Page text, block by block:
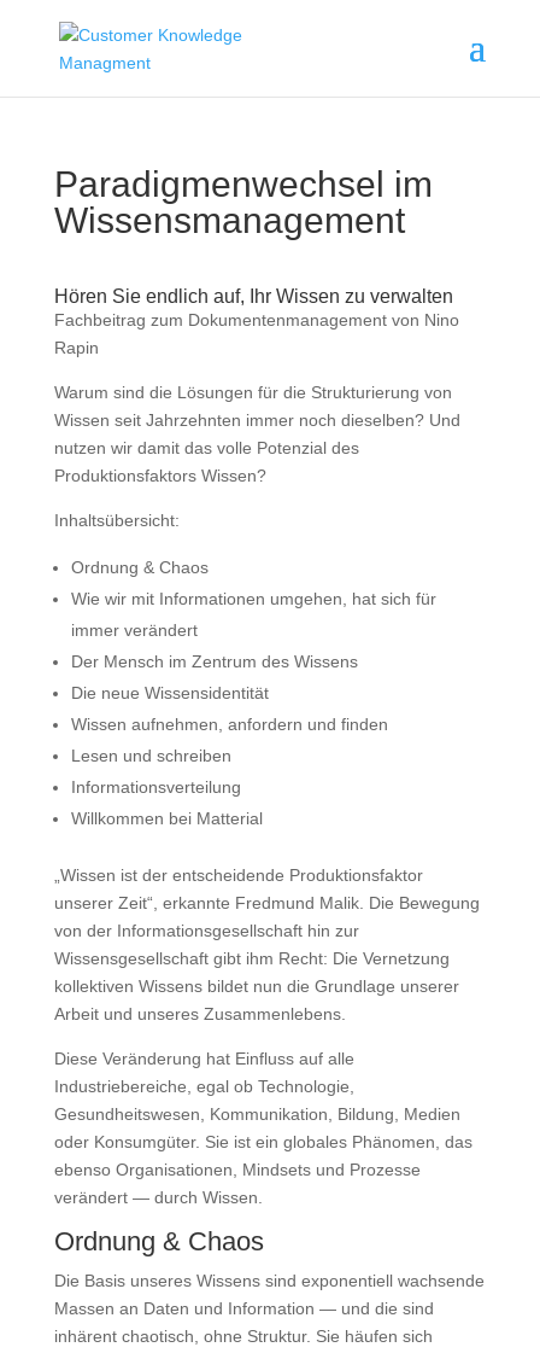
Paradigmenwechsel im
Wissensmanagement
Hören Sie endlich auf, Ihr Wissen zu verwalten
Fachbeitrag zum Dokumentenmanagement von Nino
Rapin
Warum sind die Lösungen für die Strukturierung von
Wissen seit Jahrzehnten immer noch dieselben? Und
nutzen wir damit das volle Potenzial des
Produktionsfaktors Wissen?
Inhaltsübersicht:
Ordnung & Chaos
Wie wir mit Informationen umgehen, hat sich für
immer verändert
Der Mensch im Zentrum des Wissens
Die neue Wissensidentität
Wissen aufnehmen, anfordern und finden
Lesen und schreiben
Informationsverteilung
Willkommen bei Matterial
„Wissen ist der entscheidende Produktionsfaktor
unserer Zeit“, erkannte Fredmund Malik. Die Bewegung
von der Informationsgesellschaft hin zur
Wissensgesellschaft gibt ihm Recht: Die Vernetzung
kollektiven Wissens bildet nun die Grundlage unserer
Arbeit und unseres Zusammenlebens.
Diese Veränderung hat Einfluss auf alle
Industriebereiche, egal ob Technologie,
Gesundheitswesen, Kommunikation, Bildung, Medien
oder Konsumgüter. Sie ist ein globales Phänomen, das
ebenso Organisationen, Mindsets und Prozesse
verändert — durch Wissen.
Ordnung & Chaos
Die Basis unseres Wissens sind exponentiell wachsende
Massen an Daten und Information — und die sind
inhärent chaotisch, ohne Struktur. Sie häufen sich